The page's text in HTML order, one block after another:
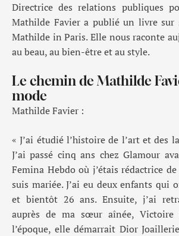
Directrice des relations publiques
Mathilde Favier a publié un livre sur
Mathilde in Paris. Elle nous raconte
au beau, au bien-être et au style.
Le chemin de Mathilde
mode
Mathilde Favier :
« J’ai étudiél’histoire de l’art et des
J’ai passé cinq ans chez Glamour
Femina Hebdo où j’étais rédactrice
suis mariée.J’ai eu deux enfants qui
et bientôt 26 ans. Ensuite, j’ai
auprès de ma sœur aînée, Victoire
l’époque, elle démarrait Dior Joaillerie